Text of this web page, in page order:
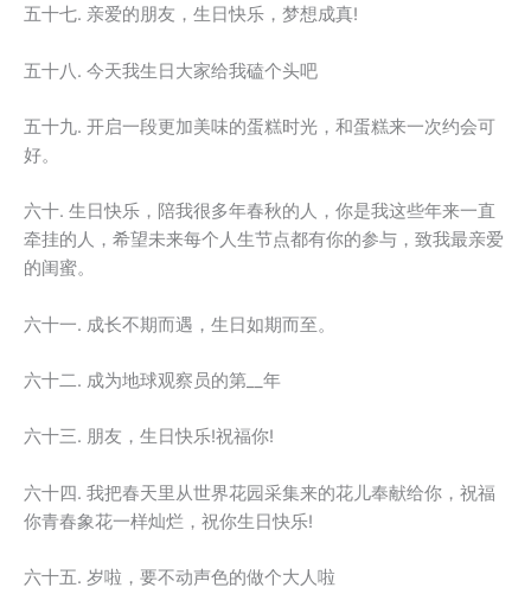
五十七. 亲爱的朋友，生日快乐，梦想成真!
五十八. 今天我生日大家给我磕个头吧
五十九. 开启一段更加美味的蛋糕时光，和蛋糕来一次约会可
好。
六十. 生日快乐，陪我很多年春秋的人，你是我这些年来一直
牵挂的人，希望未来每个人生节点都有你的参与，致我最亲爱
的闺蜜。
六十一. 成长不期而遇，生日如期而至。
六十二. 成为地球观察员的第__年
六十三. 朋友，生日快乐!祝福你!
六十四. 我把春天里从世界花园采集来的花儿奉献给你，祝福
你青春象花一样灿烂，祝你生日快乐!
六十五. 岁啦，要不动声色的做个大人啦